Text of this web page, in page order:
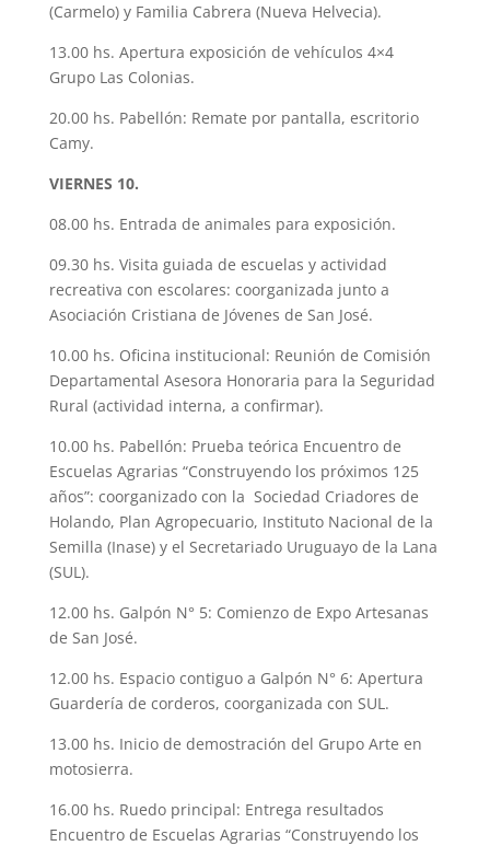
(Carmelo) y Familia Cabrera (Nueva Helvecia).
13.00 hs. Apertura exposición de vehículos 4×4
Grupo Las Colonias.
20.00 hs. Pabellón: Remate por pantalla, escritorio
Camy.
VIERNES 10.
08.00 hs. Entrada de animales para exposición.
09.30 hs. Visita guiada de escuelas y actividad
recreativa con escolares: coorganizada junto a
Asociación Cristiana de Jóvenes de San José.
10.00 hs. Oficina institucional: Reunión de Comisión
Departamental Asesora Honoraria para la Seguridad
Rural (actividad interna, a confirmar).
10.00 hs. Pabellón: Prueba teórica Encuentro de
Escuelas Agrarias “Construyendo los próximos 125
años”: coorganizado con la Sociedad Criadores de
Holando, Plan Agropecuario, Instituto Nacional de la
Semilla (Inase) y el Secretariado Uruguayo de la Lana
(SUL).
12.00 hs. Galpón N° 5: Comienzo de Expo Artesanas
de San José.
12.00 hs. Espacio contiguo a Galpón N° 6: Apertura
Guardería de corderos, coorganizada con SUL.
13.00 hs. Inicio de demostración del Grupo Arte en
motosierra.
16.00 hs. Ruedo principal: Entrega resultados
Encuentro de Escuelas Agrarias “Construyendo los